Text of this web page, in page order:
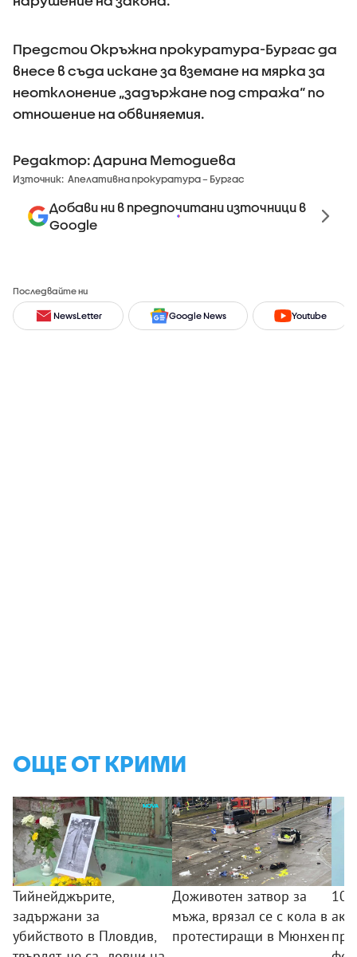
Предстои Окръжна прокуратура-Бургас да
внесе в съда искане за вземане на мярка за
неотклонение „задържане под стража“ по
отношение на обвиняемия.
Редактор: Дарина Методиева
Източник: Апелативна прокуратура – Бургас
Добави ни в предпочитани източници в
Google
Последвайте ни
NewsLetter Google News Youtube
ОЩЕ ОТ КРИМИ
Тийнейджърите,
задържани за
убийството в Пловдив,
Доживотен затвор за
мъжа, врязал се с кола в
протестиращи в Мюнхен
10